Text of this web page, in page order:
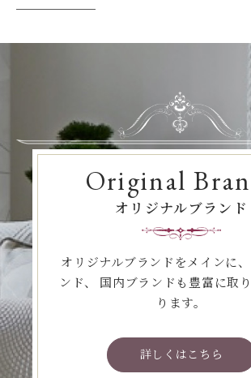
Original
オリジナルブランド
オリジナルブランドをメインに
ンド、
国内ブランドも豊富に取
ります。
詳しくはこちら